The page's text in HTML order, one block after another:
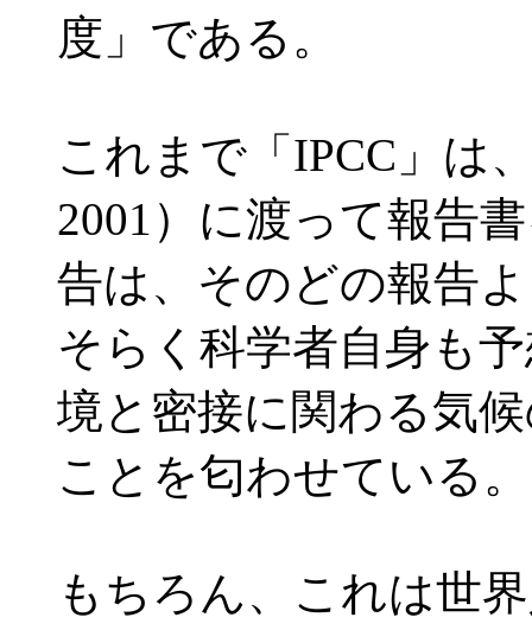
度」である。
これまで「IPCC」は
2001）に渡って報告
告は、そのどの報告
そらく科学者自身も
境と密接に関わる気
ことを匂わせている。
もちろん、これは世